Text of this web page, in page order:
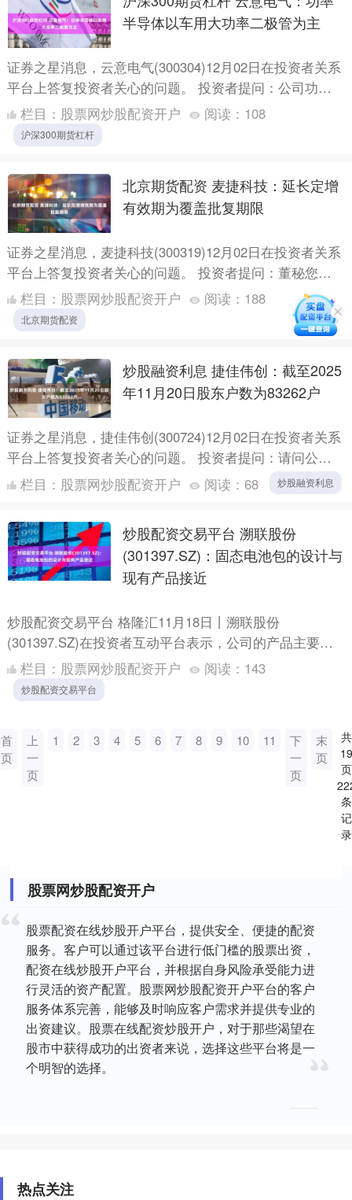
半导体以车用大功率二极管为主
证券之星消息，云意电气(300304)12月02日在投资者关系
平台上答复投资者关心的问题。 投资者提问：公司功率
半导体都用于哪些领域？ 云意电气回复：您好，感谢....
栏目： 股票网炒股配资开户 阅读： 108
沪深300期货杠杆
北京期货配资 麦捷科技：延长定增
有效期为覆盖批复期限
证券之星消息，麦捷科技(300319)12月02日在投资者关系
平台上答复投资者关心的问题。 投资者提问：董秘您
好！公司11月25号刚开股东大会延期一年定增，怎么....
栏目： 股票网炒股配资开户 阅读： 188
北京期货配资
炒股融资利息 捷佳伟创：截至2025
年11月20日股东户数为83262户
证券之星消息，捷佳伟创(300724)12月02日在投资者关系
平台上答复投资者关心的问题。 投资者提问：请问公司
截至11月20日的股东人数是多少，谢谢 捷佳伟创....
栏目： 股票网炒股配资开户 阅读： 68 炒股融资利息
炒股配资交易平台 溯联股份
(301397.SZ)：固态电池包的设计与
现有产品接近
炒股配资交易平台 格隆汇11月18日丨溯联股份
(301397.SZ)在投资者互动平台表示，公司的产品主要应
用在动力电池包的液冷热管理系统中。固态电池包的设计
与现....
栏目： 股票网炒股配资开户 阅读： 143
炒股配资交易平台
首
页
上
一
页
1 2 3 4 5 6 7 8 9 10 11
下
一
页
末
页
共
19
页
条
记
录
股票网炒股配资开户
股票配资在线炒股开户平台，提供安全、便捷的配资
服务。客户可以通过该平台进行低门槛的股票出资，
配资在线炒股开户平台，并根据自身风险承受能力进
行灵活的资产配置。股票网炒股配资开户平台的客户
服务体系完善，能够及时响应客户需求并提供专业的
出资建议。股票在线配资炒股开户，对于那些渴望在
股市中获得成功的出资者来说，选择这些平台将是一
个明智的选择。
热点关注